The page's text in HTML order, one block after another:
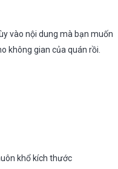
vào nội dung mà bạn muốn
không gian của quán rồi.
khổ kích thước